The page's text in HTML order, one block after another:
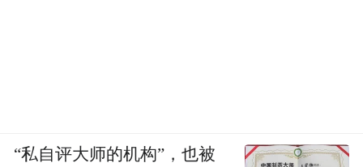
“私自评大师的机构”，也被